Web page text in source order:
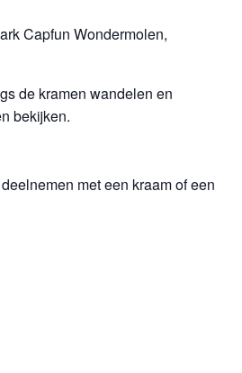
Capfun Wondermolen,
de kramen wandelen en
bekijken.
met een kraam of een